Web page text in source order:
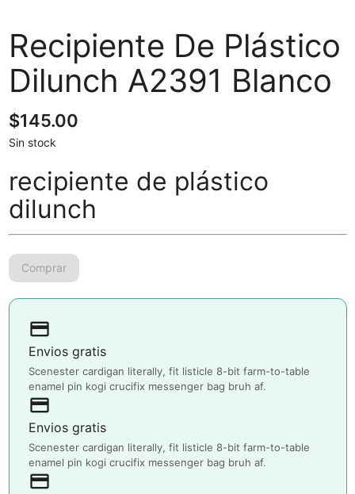
Recipiente De Plástico
Dilunch A2391 Blanco
$145.00
Sin stock
recipiente de plástico
dilunch
payment
Envios gratis
Scenester cardigan literally, fit listicle 8-bit farm-to-table
enamel pin kogi crucifix messenger bag bruh af.
payment
Envios gratis
Scenester cardigan literally, fit listicle 8-bit farm-to-table
enamel pin kogi crucifix messenger bag bruh af.
payment